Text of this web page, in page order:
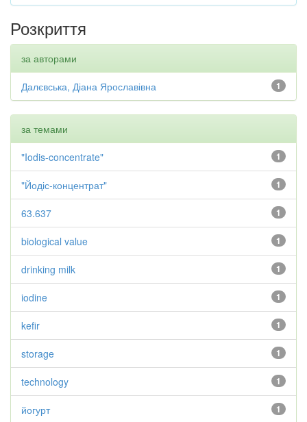
Розкриття
за авторами
1
Далєвська, Діана Ярославівна
за темами
1
"Iodis-concentrate"
1
"Йодіс-концентрат"
1
63.637
1
biological value
1
drinking milk
1
iodine
1
kefir
1
storage
1
technology
1
йогурт